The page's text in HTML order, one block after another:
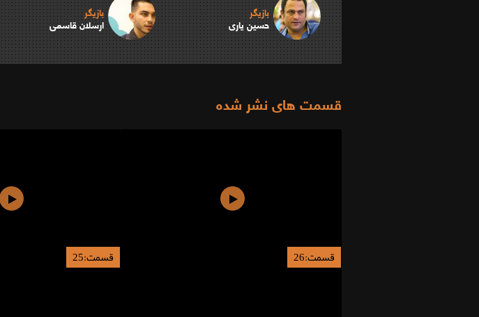
بازیگر
حسین یاری
بازیگر
ارسلان قاسمی
قسمت های نشر شده
قسمت:26 قسمت:25